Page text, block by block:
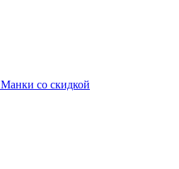
Манки со скидкой